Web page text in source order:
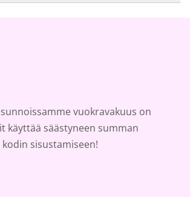
vuokravakuus on
käyttää säästyneen summan
sisustamiseen!